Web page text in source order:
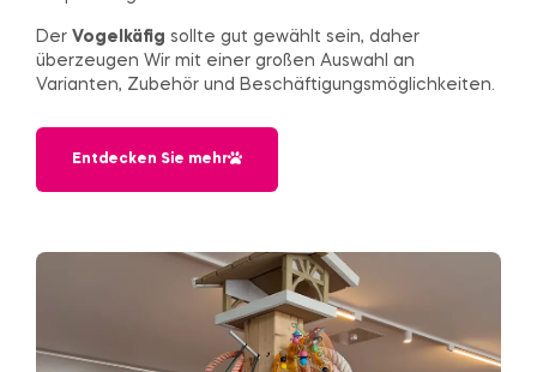
Der Vogelkäfig sollte gut gewählt sein, daher
überzeugen Wir mit einer großen Auswahl an
Varianten, Zubehör und Beschäftigungsmöglichkeiten.
Entdecken Sie mehr